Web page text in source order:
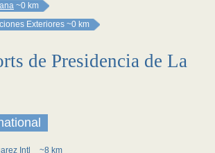
~0 km
Exteriores ~0 km
de Presidencia de La
Intl ~8 km